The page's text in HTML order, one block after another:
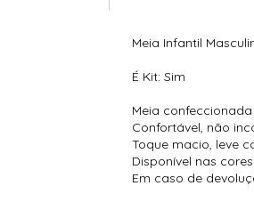
Meia Infantil
É Kit: Sim
Meia
Confortável, não
Toque macio, leve
Disponível nas
Em caso de